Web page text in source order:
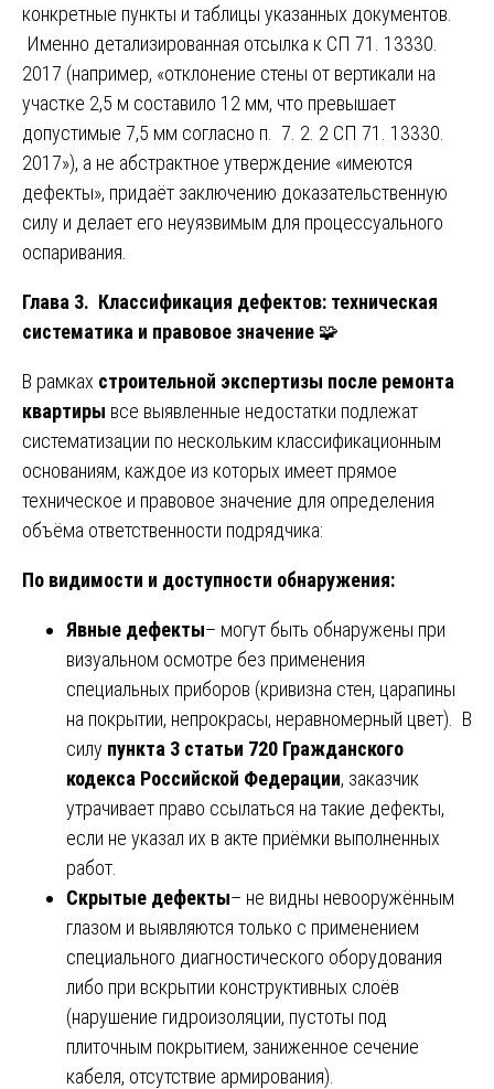
конкретные пункты и таблицы указанных документов.
Именно детализированная отсылка к СП 71. 13330.
2017 (например, «отклонение стены от вертикали на
участке 2,5 м составило 12 мм, что превышает
допустимые 7,5 мм согласно п. 7. 2. 2 СП 71. 13330.
2017»), а не абстрактное утверждение «имеются
дефекты», придаёт заключению доказательственную
силу и делает его неуязвимым для процессуального
оспаривания.
Глава 3. Классификация дефектов: техническая
систематика и правовое значение 🧩
В рамках строительной экспертизы после ремонта
квартиры все выявленные недостатки подлежат
систематизации по нескольким классификационным
основаниям, каждое из которых имеет прямое
техническое и правовое значение для определения
объёма ответственности подрядчика:
По видимости и доступности обнаружения:
Явные дефекты– могут быть обнаружены при
визуальном осмотре без применения
специальных приборов (кривизна стен, царапины
на покрытии, непрокрасы, неравномерный цвет). В
силу пункта 3 статьи 720 Гражданского
кодекса Российской Федерации, заказчик
утрачивает право ссылаться на такие дефекты,
если не указал их в акте приёмки выполненных
работ.
Скрытые дефекты– не видны невооружённым
глазом и выявляются только с применением
специального диагностического оборудования
либо при вскрытии конструктивных слоёв
(нарушение гидроизоляции, пустоты под
плиточным покрытием, заниженное сечение
кабеля, отсутствие армирования).